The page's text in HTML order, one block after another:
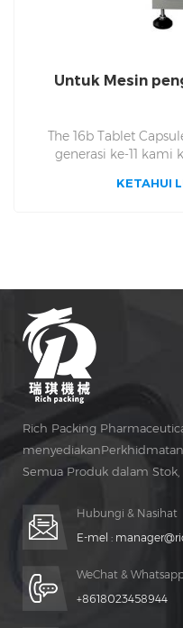
Untuk Mesin
The 16b Tablet
generasi ke-11 kami
kumpulan kami
KETAHUI
Rich Packing
Semua Produk dalam
Hubungi & Nasihat
E-mel :
WeChat &
+8618023458944